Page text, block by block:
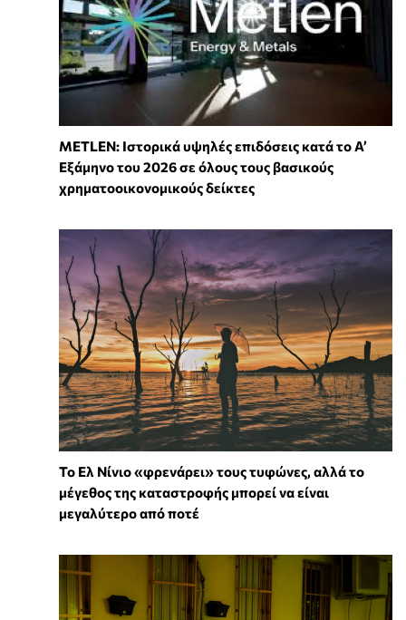
METLEN: Ιστορικά υψηλές επιδόσεις κατά το Α’
Εξάμηνο του 2026 σε όλους τους βασικούς
χρηματοοικονομικούς δείκτες
Το Ελ Νίνιο «φρενάρει» τους τυφώνες, αλλά το
μέγεθος της καταστροφής μπορεί να είναι
μεγαλύτερο από ποτέ